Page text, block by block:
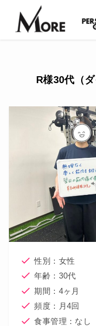
R様30代（
性別：女性
年齢：30代
期間：4ヶ月
頻度：月4回
食事管理：なし